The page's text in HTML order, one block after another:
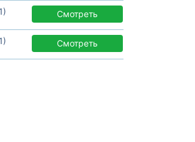
Смотреть
Смотреть